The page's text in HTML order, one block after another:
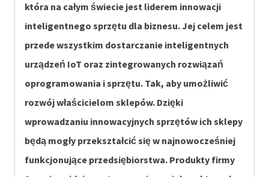
która na całym świecie jest liderem innowacji
inteligentnego sprzętu dla biznesu. Jej celem jest
przede wszystkim dostarczanie inteligentnych
urządzeń IoT oraz zintegrowanych rozwiązań
oprogramowania i sprzętu. Tak, aby umożliwić
rozwój właścicielom sklepów. Dzięki
wprowadzaniu innowacyjnych sprzętów ich sklepy
będą mogły przekształcić się w najnowocześniej
funkcjonujące przedsiębiorstwa. Produkty firmy